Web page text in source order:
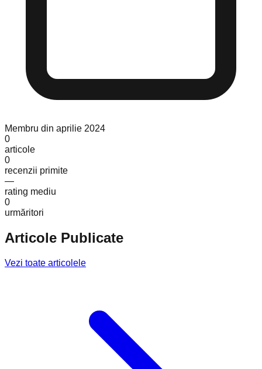
Membru din aprilie 2024
0
articole
0
recenzii primite
—
rating mediu
0
urmăritori
Articole Publicate
Vezi toate articolele